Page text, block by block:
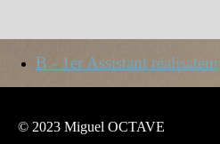
B - 1er Assistant réalisateur
© 2023 Miguel OCTAVE